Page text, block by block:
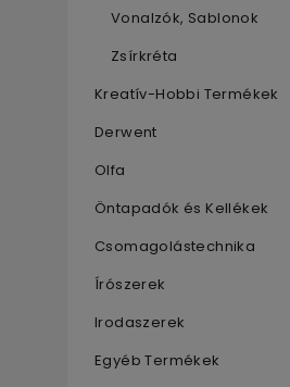
Vonalzók, Sablonok
Zsírkréta
Kreatív-Hobbi Termékek
Derwent
Olfa
Öntapadók és Kellékek
Csomagolástechnika
Írószerek
Irodaszerek
Egyéb Termékek